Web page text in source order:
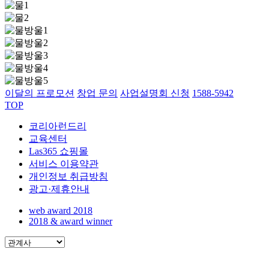
이달의 프로모션 창업 문의 사업설명회 신청 1588-5942
TOP
코리아런드리
교육센터
Las365 쇼핑몰
서비스 이용약관
개인정보 취급방침
광고·제휴안내
web award 2018
2018 & award winner